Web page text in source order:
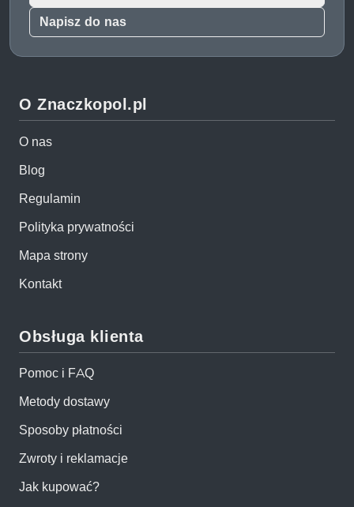
Napisz do nas
O Znaczkopol.pl
O nas
Blog
Regulamin
Polityka prywatności
Mapa strony
Kontakt
Obsługa klienta
Pomoc i FAQ
Metody dostawy
Sposoby płatności
Zwroty i reklamacje
Jak kupować?